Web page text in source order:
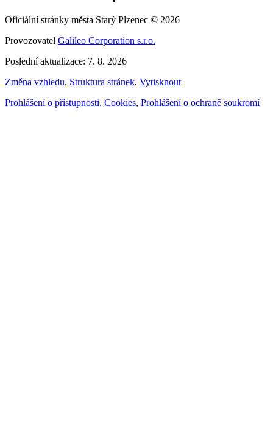
Oficiální stránky města Starý Plzenec © 2026
Provozovatel Galileo Corporation s.r.o.
Poslední aktualizace: 7. 8. 2026
Změna vzhledu, Struktura stránek, Vytisknout
Prohlášení o přístupnosti, Cookies, Prohlášení o ochraně soukromí